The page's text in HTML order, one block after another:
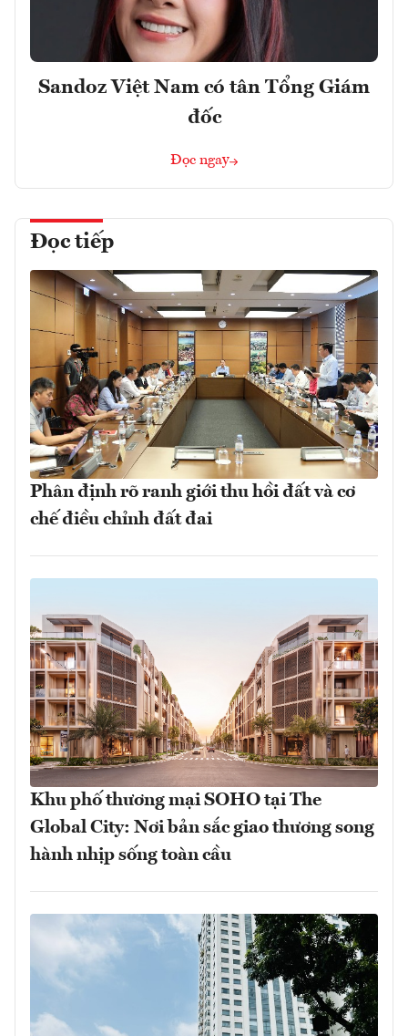
Sandoz Việt Nam có tân Tổng Giám
đốc
Đọc ngay
Đọc tiếp
Phân định rõ ranh giới thu hồi đất và cơ
chế điều chỉnh đất đai
Khu phố thương mại SOHO tại The
Global City: Nơi bản sắc giao thương song
hành nhịp sống toàn cầu